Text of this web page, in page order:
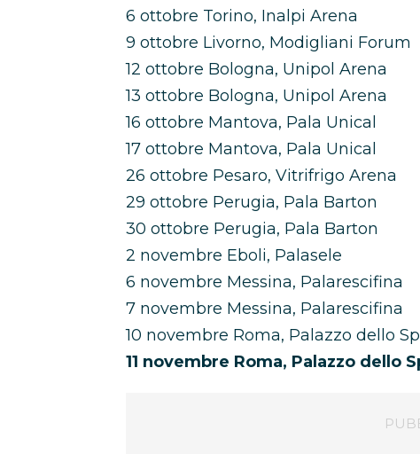
6 ottobre Torino, Inalpi Arena
9 ottobre Livorno, Modigliani Forum
12 ottobre Bologna, Unipol Arena
13 ottobre Bologna, Unipol Arena
16 ottobre Mantova, Pala Unical
17 ottobre Mantova, Pala Unical
26 ottobre Pesaro, Vitrifrigo Arena
29 ottobre Perugia, Pala Barton
30 ottobre Perugia, Pala Barton
2 novembre Eboli, Palasele
6 novembre Messina, Palarescifina
7 novembre Messina, Palarescifina
10 novembre Roma, Palazzo dello
11 novembre Roma, Palazzo dello